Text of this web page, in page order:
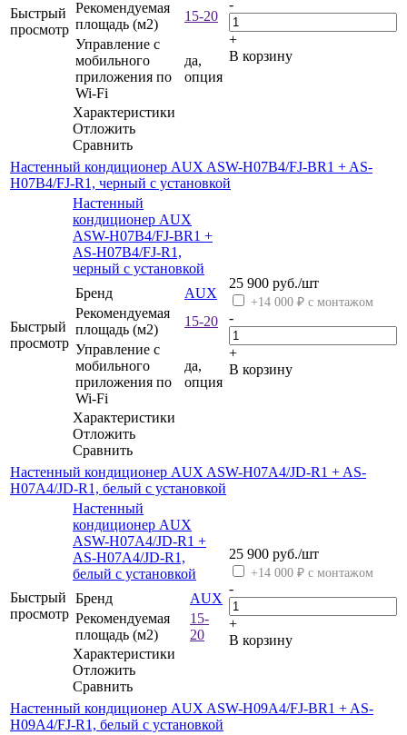
Быстрый
просмотр
Рекомендуемая
площадь (м2)
15-20
Управление c
мобильного
приложения по
Wi-Fi
да,
опция
Характеристики
Отложить
Сравнить
-
+
В корзину
Настенный кондиционер AUX ASW-H07B4/FJ-BR1 + AS-
H07B4/FJ-R1, черный с установкой
Быстрый
просмотр
Настенный
кондиционер AUX
ASW-H07B4/FJ-BR1 +
AS-H07B4/FJ-R1,
черный с установкой
Бренд
AUX
Рекомендуемая
площадь (м2)
15-20
Управление c
мобильного
приложения по
Wi-Fi
да,
опция
Характеристики
Отложить
Сравнить
25 900 руб./шт
+14 000 ₽ с монтажом
-
+
В корзину
Настенный кондиционер AUX ASW-H07A4/JD-R1 + AS-
H07A4/JD-R1, белый с установкой
Быстрый
просмотр
Настенный
кондиционер AUX
ASW-H07A4/JD-R1 +
AS-H07A4/JD-R1,
белый с установкой
Бренд
AUX
Рекомендуемая
площадь (м2)
15-
20
Характеристики
Отложить
Сравнить
25 900 руб./шт
+14 000 ₽ с монтажом
-
+
В корзину
Настенный кондиционер AUX ASW-H09A4/FJ-BR1 + AS-
H09A4/FJ-R1, белый с установкой